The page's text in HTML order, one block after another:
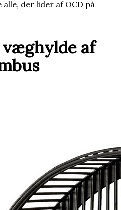
der lider af OCD på
af